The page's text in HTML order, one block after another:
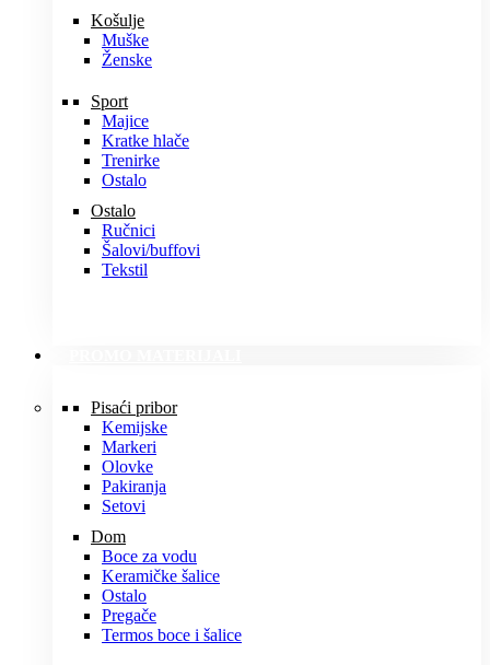
Košulje
Muške
Ženske
Sport
Majice
Kratke hlače
Trenirke
Ostalo
Ostalo
Ručnici
Šalovi/buffovi
Tekstil
Pisaći pribor
Kemijske
Markeri
Olovke
Pakiranja
Setovi
Dom
Boce za vodu
Keramičke šalice
Ostalo
Pregače
Termos boce i šalice